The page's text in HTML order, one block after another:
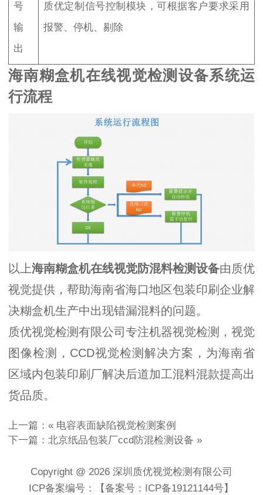
号
输
出
质优定制信号控制模块，可根据客户要求采用
报警、停机、剔除
海南糊盒机在线视觉检测设备系统运
行流程
以上海南糊盒机在线视觉防混料检测设备由质优
视觉提供，帮助海南省海口地区包装印刷企业解
决糊盒机生产中出现错漏混料的问题。
质优视觉检测有限公司专注机器视觉检测，视觉
图像检测，CCD视觉检测解决方案，为海南省
区域内包装印刷厂解决后道加工混料混款提高出
货品质。
上一篇：« 电容表面缺陷视觉检测案例
下一篇： 北京纸品包装厂ccd防混检测设备 »
Copyright @ 2026 深圳质优视觉检测有限公司
ICP备案编号：【备案号：ICP备19121144号】